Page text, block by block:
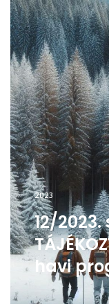
2023
12/
havi